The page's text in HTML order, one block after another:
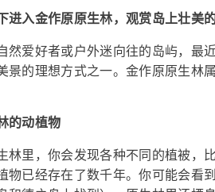
进入金作原原生林，观赏岛上壮美
然爱好者或户外迷向往的岛屿，最
景的理想方式之一。金作原原生林
的动植物
林里，你会发现各种不同的植被，
物已经存在了数千年。你可能会看